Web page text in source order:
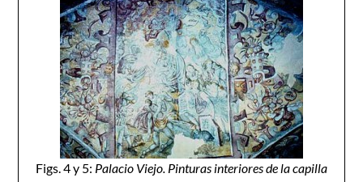
Figs. 4 y 5: Palacio Viejo. Pinturas interiores de la capilla